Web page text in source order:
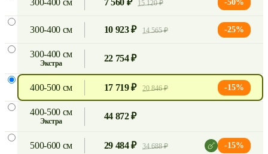
15 120 ₽ -50%
300-400 см 10 923 ₽ 14 565 ₽ -25%
300-400 см
экстра 22 754 ₽
400-500 см 17 719 ₽ 20 846 ₽ -15%
400-500 см
экстра 44 872 ₽
500-600 см 29 484 ₽ 34 688 ₽ -15%